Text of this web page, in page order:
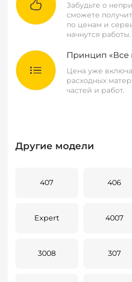
Забудьте о
сможете
по ценам и
начнутся работы.
Принцип «Все
Цена уже
расходных
частей и работ.
Другие модели
407 406
Expert 4007
3008 307